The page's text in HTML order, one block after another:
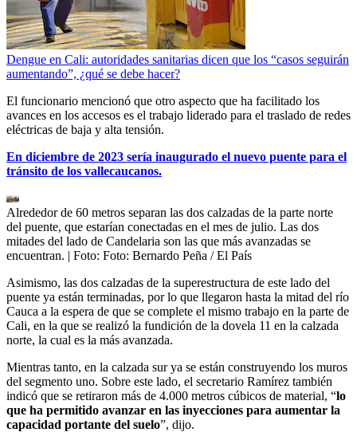
Dengue en Cali: autoridades sanitarias dicen que los “casos seguirán
aumentando”, ¿qué se debe hacer?
El funcionario mencionó que otro aspecto que ha facilitado los
avances en los accesos es el trabajo liderado para el traslado de redes
eléctricas de baja y alta tensión.
En diciembre de 2023 sería inaugurado el nuevo puente para el
tránsito de los vallecaucanos.
Alrededor de 60 metros separan las dos calzadas de la parte norte
del puente, que estarían conectadas en el mes de julio. Las dos
mitades del lado de Candelaria son las que más avanzadas se
encuentran. | Foto: Foto: Bernardo Peña / El País
Asimismo, las dos calzadas de la superestructura de este lado del
puente ya están terminadas, por lo que llegaron hasta la mitad del río
Cauca a la espera de que se complete el mismo trabajo en la parte de
Cali, en la que se realizó la fundición de la dovela 11 en la calzada
norte, la cual es la más avanzada.
Mientras tanto, en la calzada sur ya se están construyendo los muros
del segmento uno. Sobre este lado, el secretario Ramírez también
indicó que se retiraron más de 4.000 metros cúbicos de material, “lo
que ha permitido avanzar en las inyecciones para aumentar la
capacidad portante del suelo”, dijo.